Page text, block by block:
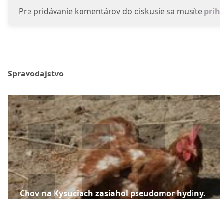
Pre pridávanie komentárov do diskusie sa musíte
Spravodajstvo
Chov na Kysuciach zasiahol pseudomor hydiny.